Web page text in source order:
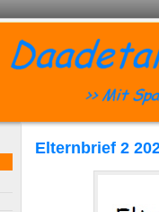
Elternbrief 2